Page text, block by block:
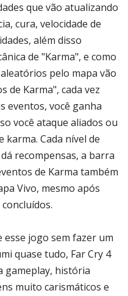
que vão atualizando
cura, velocidade de
além disso
de "Karma", e como
pelo mapa vão
de Karma", cada vez
eventos, você ganha
você ataque aliados ou
karma. Cada nível de
recompensas, a barra
de Karma também
Vivo, mesmo após
jogo sem fazer um
quase tudo, Far Cry 4
gameplay, história
muito carismáticos e